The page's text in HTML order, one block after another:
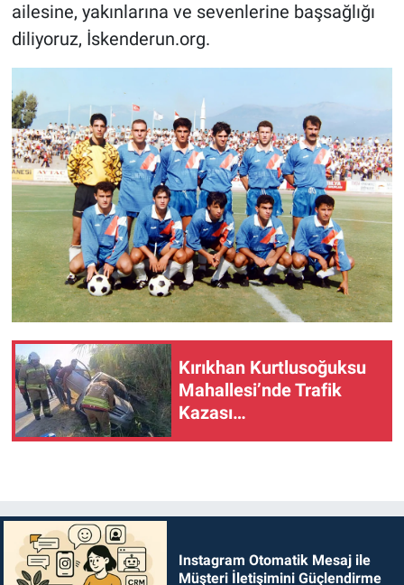
ailesine, yakınlarına ve sevenlerine başsağlığı
diliyoruz, İskenderun.org.
Kırıkhan Kurtlusoğuksu
Mahallesi’nde Trafik
Kazası…
Instagram Otomatik Mesaj ile
Müşteri İletişimini Güçlendirme